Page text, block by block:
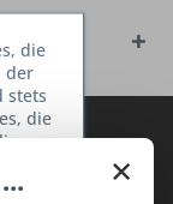
aus
×
die
der
stets
die